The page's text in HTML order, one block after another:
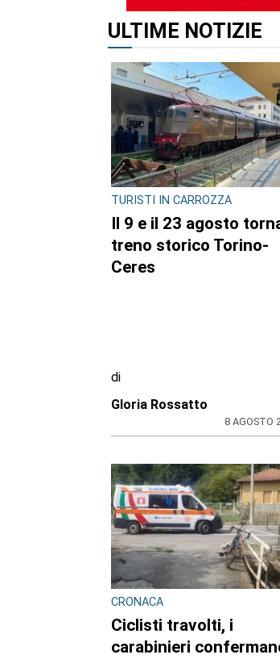
ALTRI ARTICOLI
CONSIGLIO REGIONALE
Marcinelle, il presidente
Nicco: “Onorare gli
TURISTI IN CARROZZA
Il 9 e il 23 agosto torna